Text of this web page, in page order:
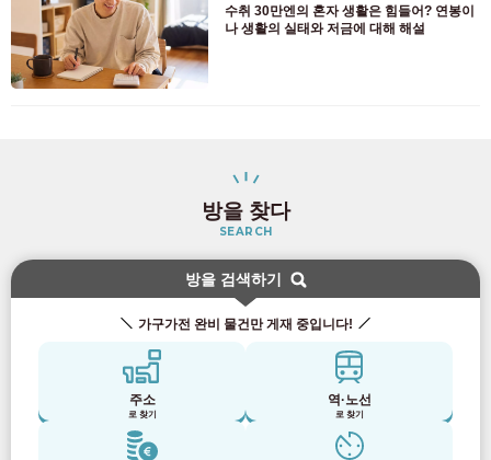
수취 30만엔의 혼자 생활은 힘들어? 연봉이
나 생활의 실태와 저금에 대해 해설
방을 찾다
SEARCH
방을 검색하기
가구가전 완비 물건만 게재 중입니다!
주소
로 찾기
역·노선
로 찾기